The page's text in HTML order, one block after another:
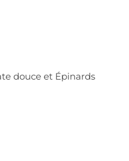
douce et Épinards